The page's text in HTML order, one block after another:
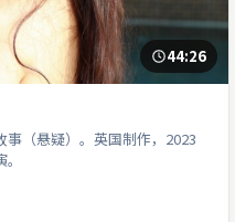
44:26
事（悬疑）。英国制作，2023